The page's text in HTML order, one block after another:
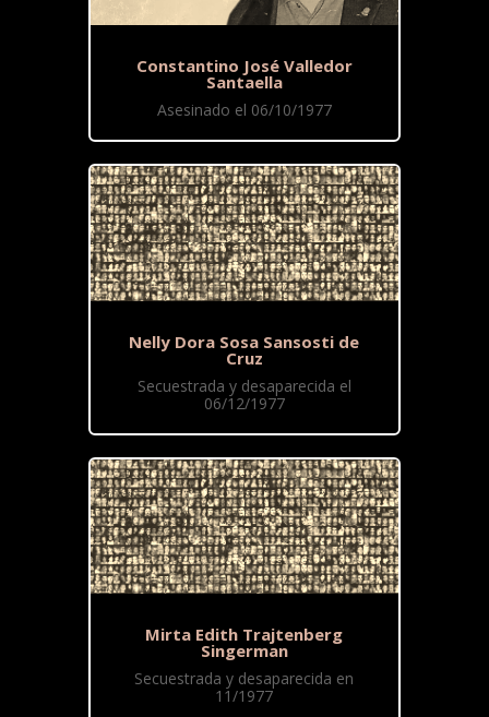
Constantino José Valledor
Santaella
Asesinado el 06/10/1977
Nelly Dora Sosa Sansosti de
Cruz
Secuestrada y desaparecida el
06/12/1977
Mirta Edith Trajtenberg
Singerman
Secuestrada y desaparecida en
11/1977